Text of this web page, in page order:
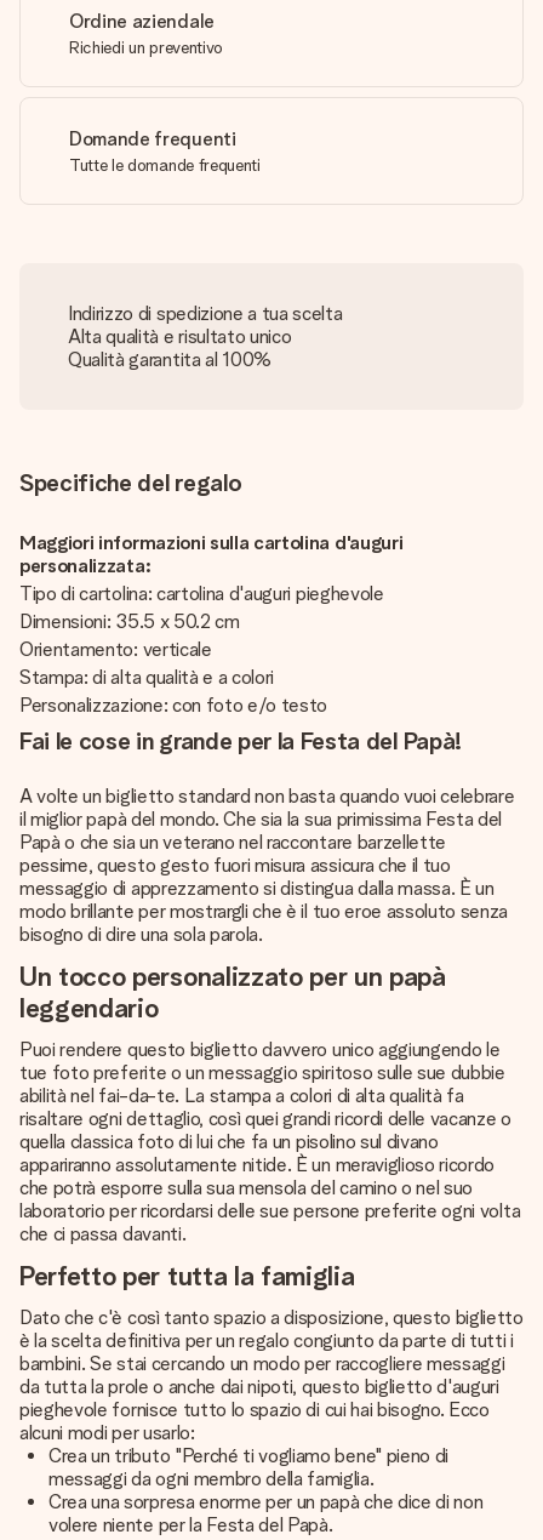
Ordine aziendale
Richiedi un preventivo
Domande frequenti
Tutte le domande frequenti
Indirizzo di spedizione a tua scelta
Alta qualità e risultato unico
Qualità garantita al 100%
Specifiche del regalo
Maggiori informazioni sulla cartolina d'auguri
personalizzata:
Tipo di cartolina: cartolina d'auguri pieghevole
Dimensioni: 35.5 x 50.2 cm
Orientamento: verticale
Stampa: di alta qualità e a colori
Personalizzazione: con foto e/o testo
Fai le cose in grande per la Festa del Papà!
A volte un biglietto standard non basta quando vuoi celebrare
il miglior papà del mondo. Che sia la sua primissima Festa del
Papà o che sia un veterano nel raccontare barzellette
pessime, questo gesto fuori misura assicura che il tuo
messaggio di apprezzamento si distingua dalla massa. È un
modo brillante per mostrargli che è il tuo eroe assoluto senza
bisogno di dire una sola parola.
Un tocco personalizzato per un papà
leggendario
Puoi rendere questo biglietto davvero unico aggiungendo le
tue foto preferite o un messaggio spiritoso sulle sue dubbie
abilità nel fai-da-te. La stampa a colori di alta qualità fa
risaltare ogni dettaglio, così quei grandi ricordi delle vacanze o
quella classica foto di lui che fa un pisolino sul divano
appariranno assolutamente nitide. È un meraviglioso ricordo
che potrà esporre sulla sua mensola del camino o nel suo
laboratorio per ricordarsi delle sue persone preferite ogni volta
che ci passa davanti.
Perfetto per tutta la famiglia
Dato che c'è così tanto spazio a disposizione, questo biglietto
è la scelta definitiva per un regalo congiunto da parte di tutti i
bambini. Se stai cercando un modo per raccogliere messaggi
da tutta la prole o anche dai nipoti, questo biglietto d'auguri
pieghevole fornisce tutto lo spazio di cui hai bisogno. Ecco
alcuni modi per usarlo:
Crea un tributo "Perché ti vogliamo bene" pieno di
messaggi da ogni membro della famiglia.
Crea una sorpresa enorme per un papà che dice di non
volere niente per la Festa del Papà.